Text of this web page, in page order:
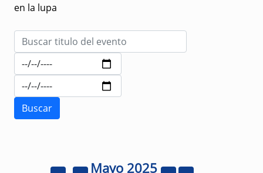
en la lupa
Mayo 2025